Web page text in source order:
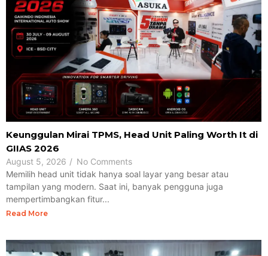
Keunggulan Mirai TPMS, Head Unit Paling Worth It di
GIIAS 2026
August 5, 2026 / No Comments
Memilih head unit tidak hanya soal layar yang besar atau
tampilan yang modern. Saat ini, banyak pengguna juga
mempertimbangkan fitur...
Read More